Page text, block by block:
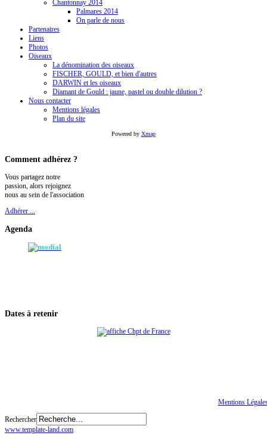
Chantonnay 2014
Palmares 2014
On parle de nous
Partenaires
Liens
Photos
Oiseaux
La dénomination des oiseaux
FISCHER, GOULD, et bien d'autres
DARWIN et les oiseaux
Diamant de Gould : jaune, pastel ou double dilution ?
Nous contacter
Mentions légales
Plan du site
Powered by Xmap
Comment adhérez ?
Vous partagez notre
passion, alors rejoignez
nous au sein de l'association
Adhérer ...
Agenda
Dates à retenir
Mentions
Rechercher
www.template-land.com